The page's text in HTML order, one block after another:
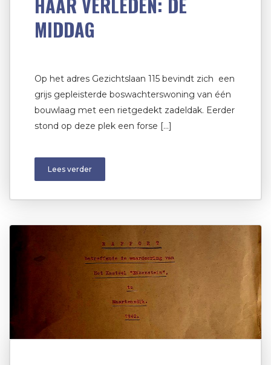
MIDDAG
Op het adres Gezichtslaan 115 bevindt zich een
grijs gepleisterde boswachterswoning van één
bouwlaag met een rietgedekt zadeldak. Eerder
stond op deze plek een forse […]
Lees verder